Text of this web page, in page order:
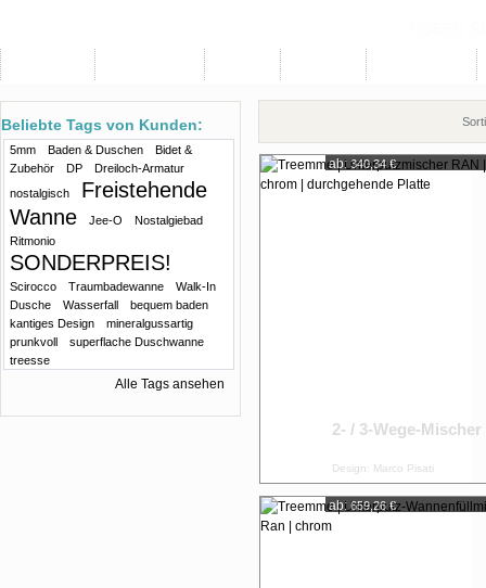
ab: 340,34 €
2- / 3-Wege-Mischer
Design: Marco Pisati
ab: 659,26 €
Beliebte Tags von Kunden:
5mm Baden & Duschen
Bidet &
Zubehör
DP
Dreiloch-Armatur
nostalgisch
Freistehende
Wanne
Jee-O
Nostalgiebad
Ritmonio
SONDERPREIS!
Scirocco Traumbadewanne
Walk-In
Dusche
Wasserfall
bequem baden
kantiges Design
mineralgussartig
prunkvoll
superflache Duschwanne
treesse
Alle Tags ansehen